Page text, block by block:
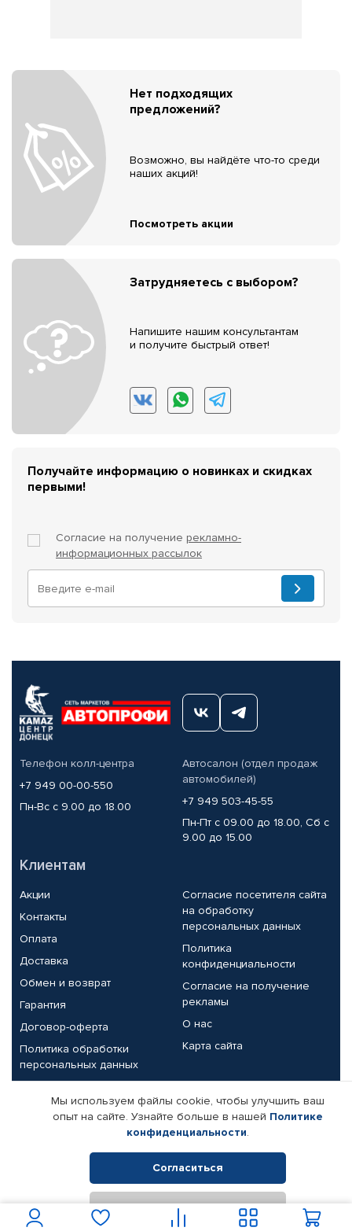
Нет подходящих
предложений?
Возможно, вы найдёте что-то среди
наших акций!
Посмотреть акции
Затрудняетесь с выбором?
Напишите нашим консультантам
и получите быстрый ответ!
Получайте информацию о новинках и скидках
первыми!
Согласие на получение рекламно-
информационных рассылок
Телефон колл-центра
+7 949 00-00-550
Пн-Вс с 9.00 до 18.00
Автосалон (отдел продаж
автомобилей)
+7 949 503-45-55
Пн-Пт с 09.00 до 18.00, Сб с
9.00 до 15.00
Клиентам
Акции
Контакты
Оплата
Доставка
Обмен и возврат
Гарантия
Договор-оферта
Политика обработки
персональных данных
Согласие посетителя сайта
на обработку
персональных данных
Политика
конфиденциальности
Согласие на получение
рекламы
О нас
Карта сайта
Партнерам
Корпоративным клиентам
Поставщикам
Реквизиты компании
© КАМАЗ ЦЕНТР ДОНЕЦК, 2015-2026. Все права защищены.
Интернет-магазин автомобильных товаров Автопрофи.
Мы используем файлы cookie, чтобы улучшить ваш
опыт на сайте. Узнайте больше в нашей Политике
конфиденциальности.
Согласиться
Отклонить